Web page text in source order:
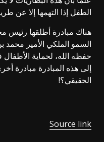
الطفل إذا التهمها إلا عن
هناك مبادرة أطلقها رئيس
السمو الملكي الأمير محمد
حفظه الله، لحماية
إلى هذه المبادرة مبادرة
الحقيقي؟!
Source link